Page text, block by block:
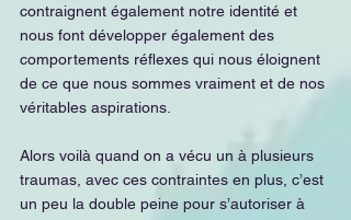
contraignent également notre identité et
nous font développer également des
comportements réflexes qui nous éloignent
de ce que nous sommes vraiment et de nos
véritables aspirations.
Alors voilà quand on a vécu un à plusieurs
traumas, avec ces contraintes en plus, c’est
un peu la double peine pour s’autoriser à